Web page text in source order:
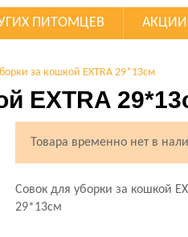
ПИТОМЦЕВ АКЦИИ
за кошкой EXTRA 29*13см
EXTRA
Товара временно нет в
Совок для уборки за кошкой
29*13см